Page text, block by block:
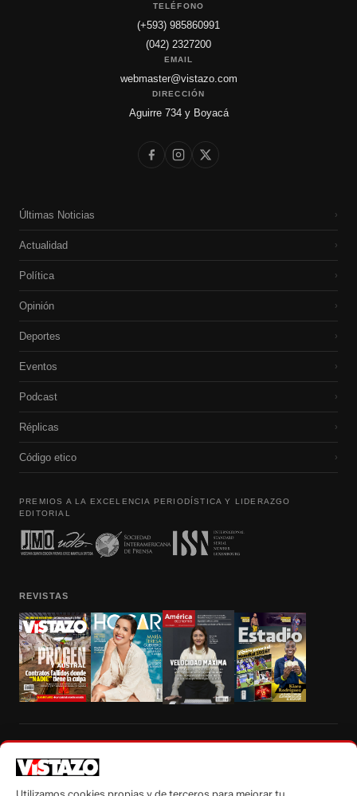
TELÉFONO
(+593) 985860991
(042) 2327200
EMAIL
webmaster@vistazo.com
DIRECCIÓN
Aguirre 734 y Boyacá
Últimas Noticias ›
Actualidad ›
Política ›
Opinión ›
Deportes ›
Eventos ›
Podcast ›
Réplicas ›
Código etico ›
PREMIOS A LA EXCELENCIA PERIODÍSTICA Y LIDERAZGO
EDITORIAL
REVISTAS
autorización escrita de su titular, de todos los contenidos de Vistazo.com.